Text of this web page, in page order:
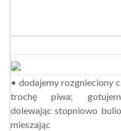
• dodajemy rozgnieciony
trochę piwa;
dolewając stopniowo
mieszając